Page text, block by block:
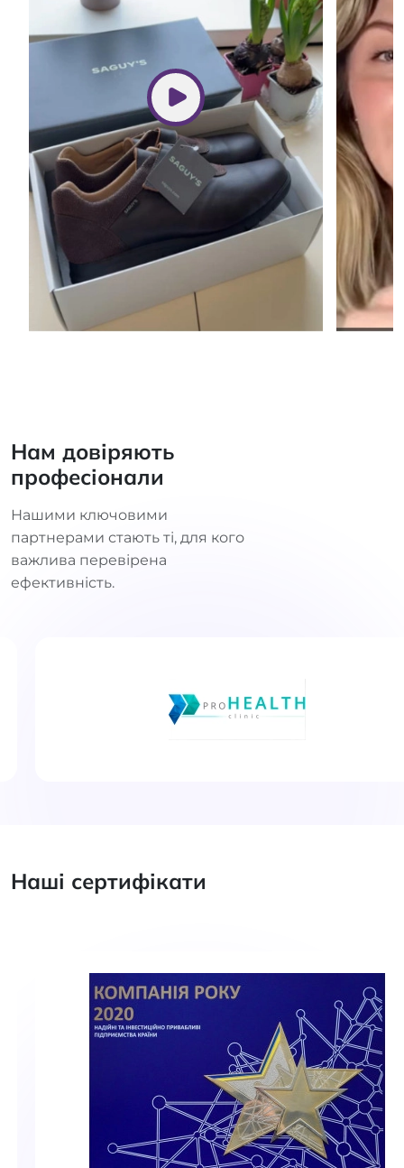
Нам довіряють
професіонали
Нашими ключовими
партнерами стають ті, для кого
важлива перевірена
ефективність.
Наші сертифікати